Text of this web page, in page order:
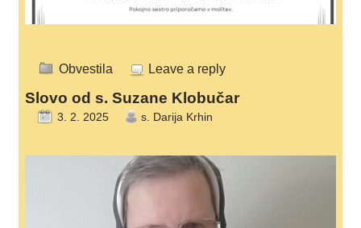
Obvestila Leave a reply
Slovo od s. Suzane Klobučar
3. 2. 2025 s. Darija Krhin